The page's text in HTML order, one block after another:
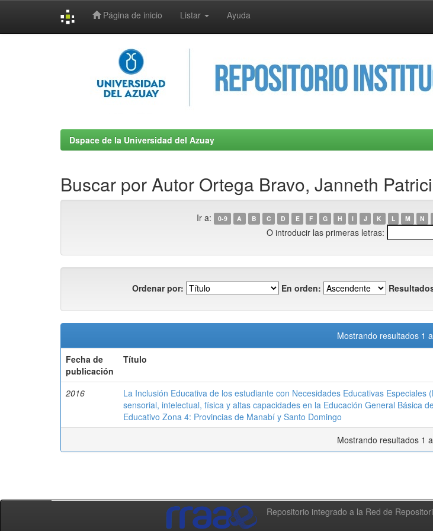
Página de inicio Listar Ayuda
Dspace de la Universidad del Azuay
Buscar por Autor Ortega Bravo, Janneth
Ir a: 0-9 A B C D E F G H I J K L M N
O introducir las primeras letras:
Ordenar por: En orden:
Mostrando resultados 1
Fecha de
publicación
Título
2016
La Inclusión Educativa de los estudiante con Necesidades Educativas Especiales
sensorial, intelectual, física y altas capacidades en la Educación General Básica
Educativo Zona 4: Provincias de Manabí y Santo Domingo
Mostrando resultados 1
Repositorio integrado a la Red de